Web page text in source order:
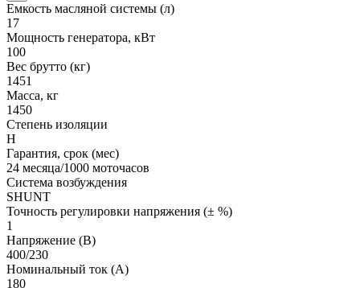
Емкость масляной системы (л)
17
Мощность генератора, кВт
100
Вес брутто (кг)
1451
Масса, кг
1450
Степень изоляции
H
Гарантия, срок (мес)
24 месяца/1000 моточасов
Система возбуждения
SHUNT
Точность регулировки напряжения (± %)
1
Напряжение (В)
400/230
Номинальный ток (А)
180